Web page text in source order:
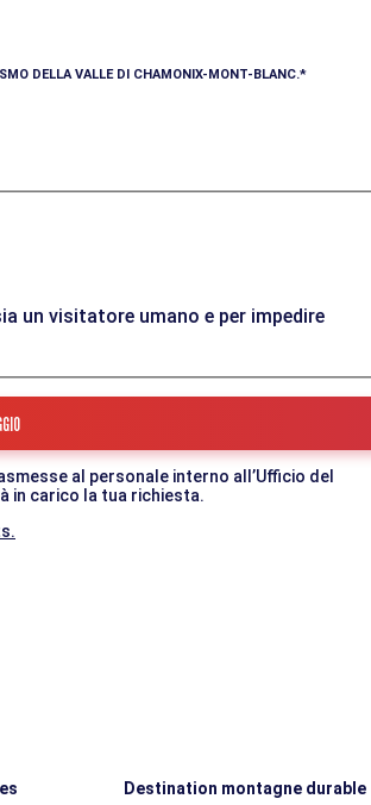
DELLA VALLE DI CHAMONIX-MONT-BLANC.
un visitatore umano e per impedire
al personale interno all’Ufficio del
in carico la tua richiesta.
Destination montagne durable